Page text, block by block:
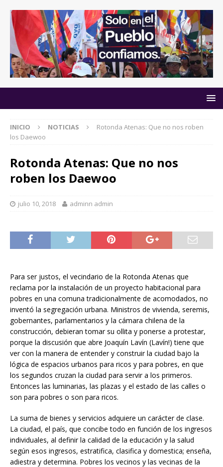
INICIO NOTICIAS
Rotonda Atenas: Que no nos roben
los Daewoo
Rotonda Atenas: Que no nos
roben los Daewoo
julio 10, 2018 adminn admin
Para ser justos, el vecindario de la Rotonda Atenas que
reclama por la instalación de un proyecto habitacional para
pobres en una comuna tradicionalmente de acomodados, no
inventó la segregación urbana. Ministros de vivienda, seremis,
gobernantes, parlamentarios y la cámara chilena de la
construcción, debieran tomar su ollita y ponerse a protestar,
porque la discusión que abre Joaquín Lavín (Lavín!) tiene que
ver con la manera de entender y construir la ciudad bajo la
lógica de espacios urbanos para ricos y para pobres, en que
los segundos cruzan la ciudad para servir a los primeros.
Entonces las luminarias, las plazas y el estado de las calles o
son para pobres o son para ricos.
La suma de bienes y servicios adquiere un carácter de clase.
La ciudad, el país, que concibe todo en función de los ingresos
individuales, al definir la calidad de la educación y la salud
según esos ingresos, estratifica, clasifica y domestica; enseña,
adiestra y determina. Pobres los vecinos y las vecinas de la